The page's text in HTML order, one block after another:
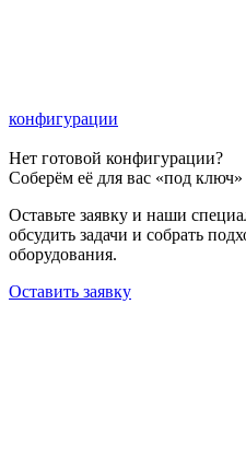
конфигурации
Нет готовой конфигурации?
Соберём её для вас «под ключ»
Оставьте заявку и наши
обсудить задачи и собрать
оборудования.
Оставить заявку